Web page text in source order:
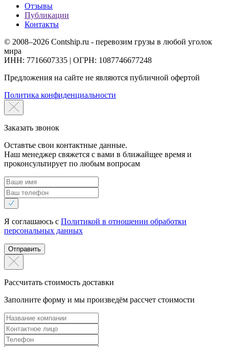
Отзывы
Публикации
Контакты
© 2008–2026 Contship.ru - перевозим грузы в любой уголок
мира
ИНН: 7716607335 | ОГРН: 1087746677248
Предложения на сайте не являются публичной офертой
Политика конфиденциальности
Заказать звонок
Оставтье свои контактные данные.
Наш менеджер свяжется с вами в ближайщее время и
проконсультирует по любым вопросам
Я соглашаюсь с Политикой в отношении обработки
персональных данных
Отправить
Рассчитать стоимость доставки
Заполните форму и мы произведём рассчет стоимости